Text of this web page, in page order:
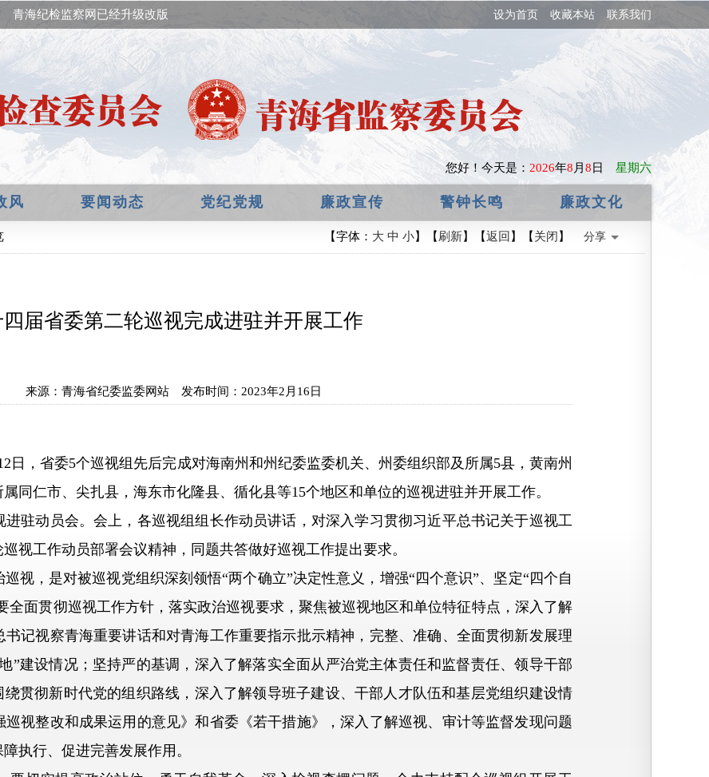
青海纪检监察网已经升级改版，欢迎提出宝贵意见！ 设为首页 收藏本站 联系我们
您好！ 今天是： 2026年8 月 8 日 星期六
风 要闻动态 党纪党规 廉政宣传 警钟长鸣 廉政文化
【字体： 大 中 小】【刷新】【返回 】【关闭 】 分享
届省委第二轮巡视完成进驻并开展工作
来源： 青海省纪委监委网站发布时间： 2023年2月16日
，省委5个巡视组先后完成对海南州和州纪委监委机关、州委组织部及所属5县，黄南州
同仁市、尖扎县，海东市化隆县、循化县等15个地区和单位的巡视进驻并开展工作。
动员会。会上，各巡视组组长作动员讲话，对深入学习贯彻习近平总书记关于巡视工
视工作动员部署会议精神，同题共答做好巡视工作提出要求。
，是对被巡视党组织深刻领悟“两个确立”决定性意义，增强“四个意识”、坚定“四个自
全面贯彻巡视工作方针，落实政治巡视要求，聚焦被巡视地区和单位特征特点，深入了解
记视察青海重要讲话和对青海工作重要指示批示精神，完整、准确、全面贯彻新发展理
”建设情况；坚持严的基调，深入了解落实全面从严治党主体责任和监督责任、领导干部
绕贯彻新时代党的组织路线，深入了解领导班子建设、干部人才队伍和基层党组织建设情
视整改和成果运用的意见》和省委《若干措施》，深入了解巡视、审计等监督发现问题
执行、促进完善发展作用。